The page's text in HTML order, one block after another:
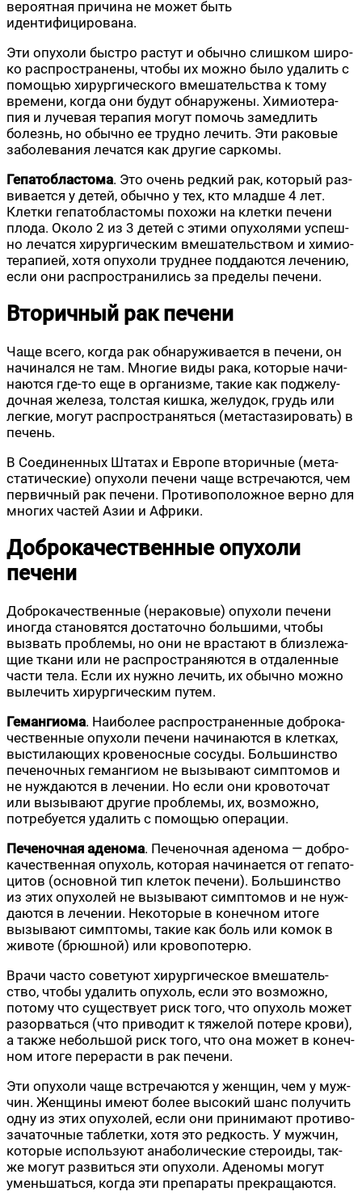
веро­ят­ная при­чи­на не может быть
идентифицирована.
Эти опу­хо­ли быст­ро рас­тут и обыч­но слиш­ком широ­
ко рас­про­стра­не­ны, что­бы их мож­но было уда­лить с
помо­щью хирур­ги­че­ско­го вме­ша­тель­ства к тому
вре­ме­ни, когда они будут обна­ру­же­ны. Химио­те­ра­
пия и луче­вая тера­пия могут помочь замед­лить
болезнь, но обыч­но ее труд­но лечить. Эти рако­вые
забо­ле­ва­ния лечат­ся как дру­гие саркомы.
Гепа­то­бла­сто­ма. Это очень ред­кий рак, кото­рый раз­
ви­ва­ет­ся у детей, обыч­но у тех, кто млад­ше 4 лет.
Клет­ки гепа­то­бла­сто­мы похо­жи на клет­ки пече­ни
пло­да. Око­ло 2 из 3 детей с эти­ми опу­хо­ля­ми успеш­
но лечат­ся хирур­ги­че­ским вме­ша­тель­ством и химио­
те­ра­пи­ей, хотя опу­хо­ли труд­нее под­да­ют­ся лече­нию,
если они рас­про­стра­ни­лись за пре­де­лы печени.
Вторичный рак печени
Чаще все­го, когда рак обна­ру­жи­ва­ет­ся в пече­ни, он
начи­нал­ся не там. Мно­гие виды рака, кото­рые начи­
на­ют­ся где-то еще в орга­низ­ме, такие как под­же­лу­
доч­ная желе­за, тол­стая киш­ка, желу­док, грудь или
лег­кие, могут рас­про­стра­нять­ся (мета­ста­зи­ро­вать) в
печень.
В Соеди­нен­ных Шта­тах и Евро­пе вто­рич­ные (мета­
ста­ти­че­ские) опу­хо­ли пече­ни чаще встре­ча­ют­ся, чем
пер­вич­ный рак пече­ни. Про­ти­во­по­лож­ное вер­но для
мно­гих частей Азии и Африки.
Доброкачественные опухоли
печени
Доб­ро­ка­че­ствен­ные (нера­ко­вые) опу­хо­ли пече­ни
ино­гда ста­но­вят­ся доста­точ­но боль­ши­ми, что­бы
вызвать про­бле­мы, но они не врас­та­ют в близ­ле­жа­
щие тка­ни или не рас­про­стра­ня­ют­ся в отда­лен­ные
части тела. Если их нуж­но лечить, их обыч­но мож­но
выле­чить хирур­ги­че­ским путем.
Геман­гио­ма. Наи­бо­лее рас­про­стра­нен­ные доб­ро­ка­
че­ствен­ные опу­хо­ли пече­ни начи­на­ют­ся в клет­ках,
высти­ла­ю­щих кро­ве­нос­ные сосу­ды. Боль­шин­ство
пече­ноч­ных геман­гиом не вызы­ва­ют симп­то­мов и
не нуж­да­ют­ся в лече­нии. Но если они кро­во­то­чат
или вызы­ва­ют дру­гие про­бле­мы, их, воз­мож­но,
потре­бу­ет­ся уда­лить с помо­щью операции.
Пече­ноч­ная аде­но­ма. Пече­ноч­ная аде­но­ма — доб­ро­
ка­че­ствен­ная опу­холь, кото­рая начи­на­ет­ся от гепа­то­
ци­тов (основ­ной тип кле­ток пече­ни). Боль­шин­ство
из этих опу­хо­лей не вызы­ва­ют симп­то­мов и не нуж­
да­ют­ся в лече­нии. Неко­то­рые в конеч­ном ито­ге
вызы­ва­ют симп­то­мы, такие как боль или комок в
живо­те (брюш­ной) или кровопотерю.
Вра­чи часто сове­ту­ют хирур­ги­че­ское вме­ша­тель­
ство, что­бы уда­лить опу­холь, если это воз­мож­но,
пото­му что суще­ству­ет риск того, что опу­холь может
разо­рвать­ся (что при­во­дит к тяже­лой поте­ре кро­ви),
а так­же неболь­шой риск того, что она может в конеч­
ном ито­ге пере­ра­с­ти в рак печени.
Эти опу­хо­ли чаще встре­ча­ют­ся у жен­щин, чем у муж­
чин. Жен­щи­ны име­ют более высо­кий шанс полу­чить
одну из этих опу­хо­лей, если они при­ни­ма­ют про­ти­во­
за­ча­точ­ные таб­лет­ки, хотя это ред­кость. У муж­чин,
кото­рые исполь­зу­ют ана­бо­ли­че­ские сте­ро­и­ды, так­
же могут раз­вить­ся эти опу­хо­ли. Аде­но­мы могут
умень­шать­ся, когда эти пре­па­ра­ты прекращаются.